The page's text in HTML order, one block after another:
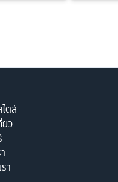
ตล์
ว
า